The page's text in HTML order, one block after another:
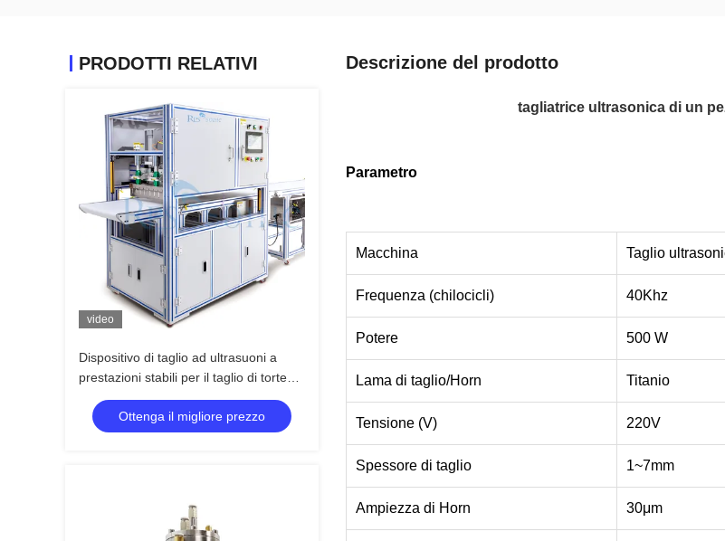
PRODOTTI RELATIVI
video
Dispositivo di taglio ad ultrasuoni a
prestazioni stabili per il taglio di torte
con lama larga e facile utilizzo per
panetteria e ristorazione
Ottenga il migliore prezzo
Descrizione del prodotto
tagliatrice ultrasonica di un
Parametro
Macchina Taglio
Frequenza (chilocicli) 40Khz
Potere 500 W
Lama di taglio/Horn Titanio
Tensione (V) 220V
Spessore di taglio 1~7mm
Ampiezza di Horn 30μm